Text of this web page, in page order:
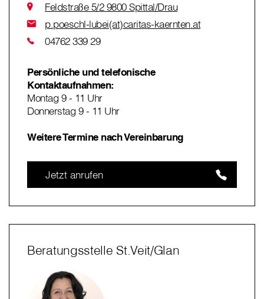
Feldstraße 5/2 9800 Spittal/Drau
p.poeschl-lubei(at)caritas-kaernten.at
04762 339 29
Persönliche und telefonische
Kontaktaufnahmen:
Montag 9 - 11 Uhr
Donnerstag 9 - 11 Uhr
Weitere Termine nach Vereinbarung
Jetzt anrufen
Beratungsstelle St.Veit/Glan